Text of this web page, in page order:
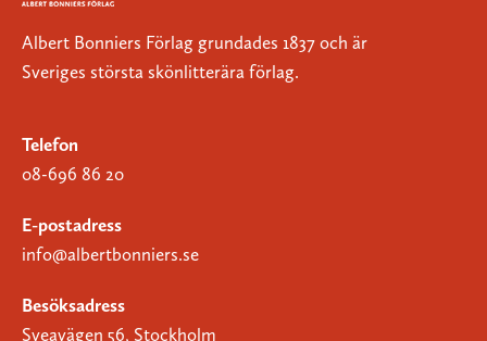
Albert Bonniers Förlag grundades 1837 och är
Sveriges största skönlitterära förlag.
Telefon
08-696 86 20
E-postadress
info@albertbonniers.se
Besöksadress
Sveavägen 56, Stockholm